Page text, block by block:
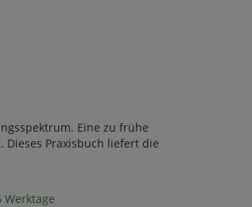
Eine zu frühe
Praxisbuch liefert die